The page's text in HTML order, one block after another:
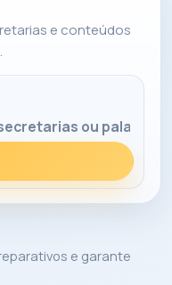
e conteúdos
e garante